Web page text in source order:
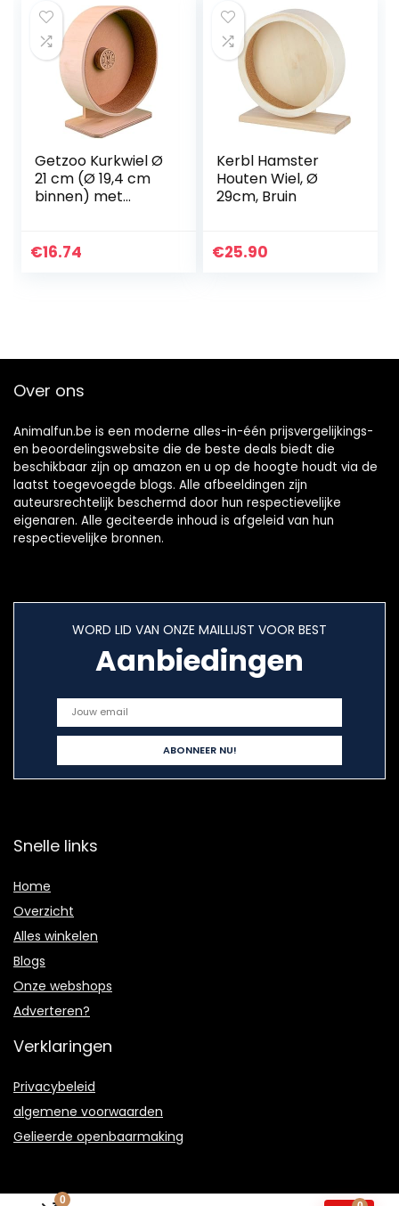
0
Getzoo Kurkwiel Ø
21 cm (Ø 19,4 cm
binnen) met
zacht voor poten,
€16.74
Kerbl Hamster
Houten Wiel, Ø
29cm, Bruin
€25.90
Over ons
Animalfun.be is een moderne alles-in-één prijsvergelijkings-
en beoordelingswebsite die de beste deals biedt die
beschikbaar zijn op amazon en u op de hoogte houdt via de
laatst toegevoegde blogs. Alle afbeeldingen zijn
auteursrechtelijk beschermd door hun respectievelijke
eigenaren. Alle geciteerde inhoud is afgeleid van hun
respectievelijke bronnen.
WORD LID VAN ONZE MAILLIJST VOOR BEST
Aanbiedingen
Snelle links
Home
Overzicht
Alles winkelen
Blogs
Onze webshops
Adverteren?
Verklaringen
Privacybeleid
algemene voorwaarden
Gelieerde openbaarmaking